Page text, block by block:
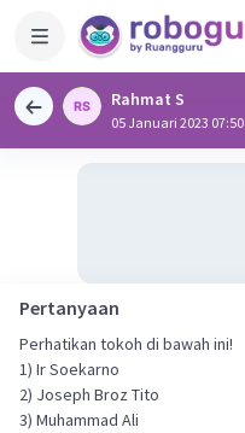
Rahmat S
05 Januari 2023 07:50
Pertanyaan
Perhatikan tokoh di bawah ini!
1) Ir Soekarno
2) Joseph Broz Tito
3) Muhammad Ali